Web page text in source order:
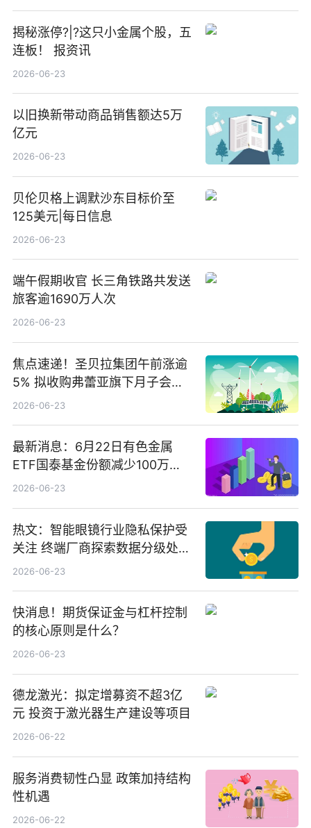
揭秘涨停?|?这只小金属个股，五
连板！ 报资讯
2026-06-23
以旧换新带动商品销售额达5万
亿元
2026-06-23
贝伦贝格上调默沙东目标价至
125美元|每日信息
2026-06-23
端午假期收官 长三角铁路共发送
旅客逾1690万人次
2026-06-23
焦点速递！圣贝拉集团午前涨逾
5% 拟收购弗蕾亚旗下月子会所
业务少数股权
2026-06-23
最新消息：6月22日有色金属
ETF国泰基金份额减少100万
份，重仓股紫金矿业、洛阳钼
2026-06-23
热文：智能眼镜行业隐私保护受
关注 终端厂商探索数据分级处理
等方案
2026-06-23
快消息！期货保证金与杠杆控制
的核心原则是什么？
2026-06-23
德龙激光：拟定增募资不超3亿
元 投资于激光器生产建设等项目
2026-06-22
服务消费韧性凸显 政策加持结构
性机遇
2026-06-22